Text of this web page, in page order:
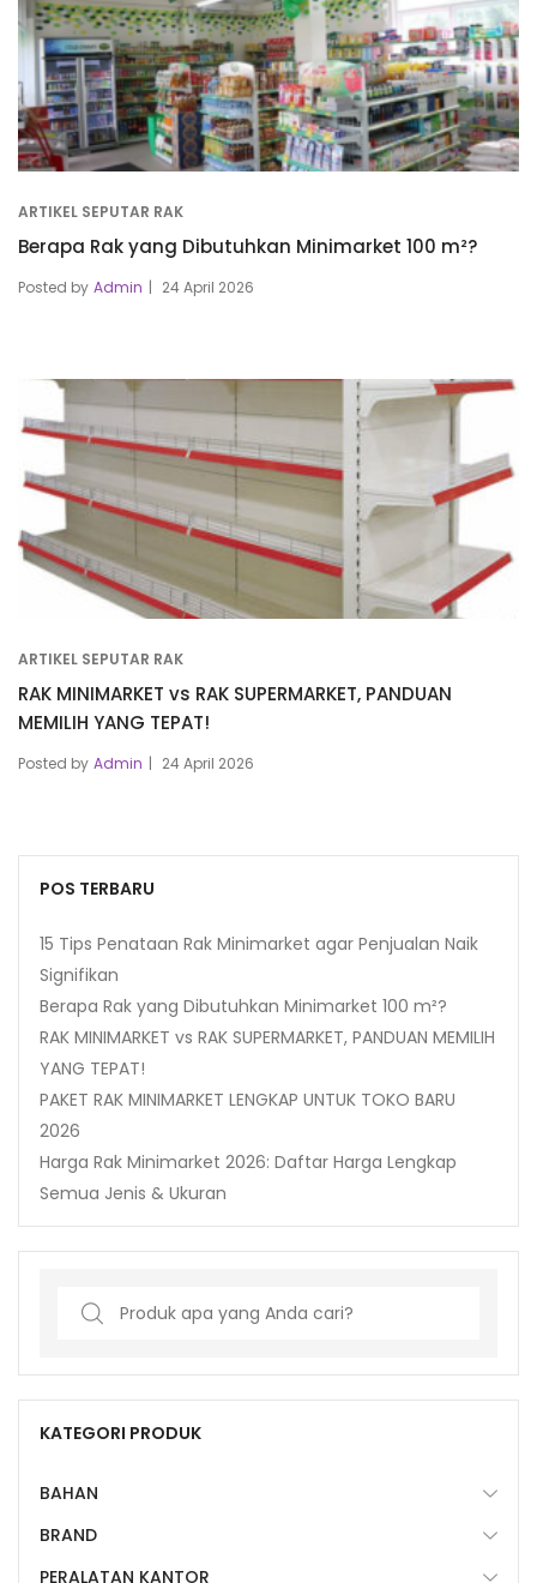
ARTIKEL SEPUTAR RAK
Berapa Rak yang Dibutuhkan Minimarket 100 m²?
Posted by Admin 24 April 2026
ARTIKEL SEPUTAR RAK
RAK MINIMARKET vs RAK SUPERMARKET, PANDUAN
MEMILIH YANG TEPAT!
Posted by Admin 24 April 2026
POS TERBARU
15 Tips Penataan Rak Minimarket agar Penjualan Naik
Signifikan
Berapa Rak yang Dibutuhkan Minimarket 100 m²?
RAK MINIMARKET vs RAK SUPERMARKET, PANDUAN MEMILIH
YANG TEPAT!
PAKET RAK MINIMARKET LENGKAP UNTUK TOKO BARU
2026
Harga Rak Minimarket 2026: Daftar Harga Lengkap
Semua Jenis & Ukuran
Search
KATEGORI PRODUK
BAHAN
BRAND
PERALATAN KANTOR